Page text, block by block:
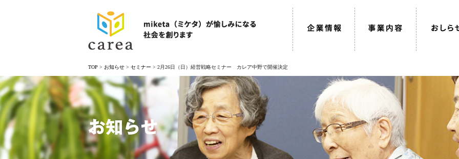
TOP > お知らせ > セミナー > 2月26日（日）経営戦略セミナー カレア中野で開催決定
お知らせ